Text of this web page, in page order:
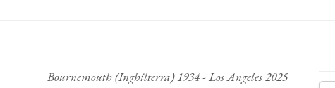
Bournemouth (Inghilterra) 1934 - Los Angeles 2025